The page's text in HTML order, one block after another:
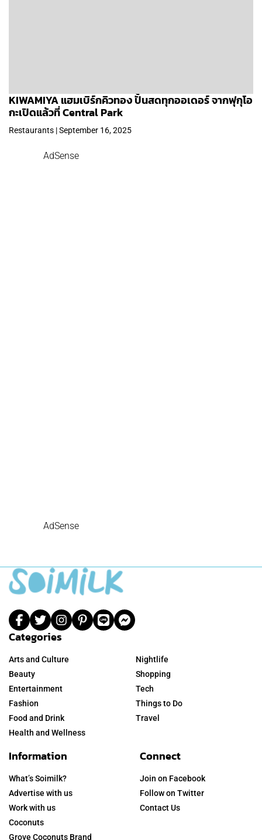
KIWAMIYA แฮมเบิร์กคิวทอง ปั้นสดทุกออเดอร์ จากฟุกุโอ
กะเปิดแล้วที่ Central Park
Restaurants | September 16, 2025
AdSense
AdSense
Categories
Arts and Culture
Beauty
Entertainment
Fashion
Food and Drink
Health and Wellness
Nightlife
Shopping
Tech
Things to Do
Travel
Information
What’s Soimilk?
Advertise with us
Work with us
Coconuts
Grove Coconuts Brand
Connect
Join on Facebook
Follow on Twitter
Contact Us